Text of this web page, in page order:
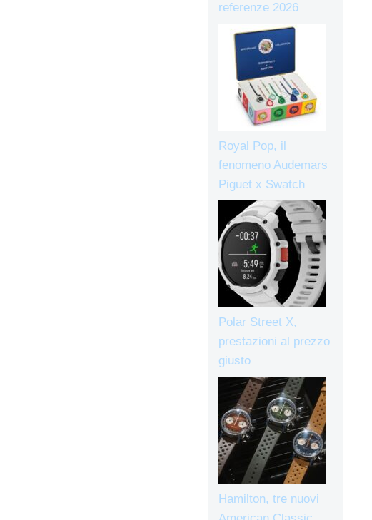
referenze 2026
Royal Pop, il
fenomeno Audemars
Piguet x Swatch
Polar Street X,
prestazioni al prezzo
giusto
Hamilton, tre nuovi